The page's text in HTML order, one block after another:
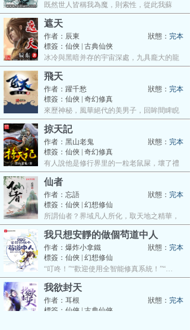
既然世人皆稱我為魔，則索性，從此我蘇
銘……
遮天
作者： 辰東 狀態： 完本
標簽：仙俠 | 古典仙俠
冰冷與黑暗并存的宇宙深處，九具龐大的龍
尸…
飛天
作者： 躍千愁 狀態： 完本
標簽：仙俠 | 奇幻修真
來歷神秘，風華絕代的美男子，回眸間睥睨
天…
掠天記
作者： 黑山老鬼 狀態： 完本
標簽：仙俠 | 奇幻修真
有人說他是修行界里的一粒老鼠屎，壞了禮
義…
仙者
作者： 忘語 狀態： 完本
標簽：仙俠 | 幻想修仙
所謂仙者？界域凡人所化，取天地之精華，
脫…
我只想安靜的做個茍道中人
作者： 爆炸小拿鐵 狀態： 完本
標簽：仙俠 | 幻想修仙
“叮咚！”“歡迎使用全智能修真系統！”“…
我欲封天
作者： 耳根 狀態： 完本
標簽：仙俠 | 古典仙俠